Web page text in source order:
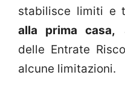
stabilisce limiti e
alla prima casa,
delle Entrate
alcune limitazioni.